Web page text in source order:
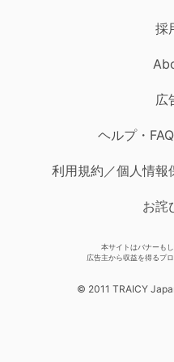
採
広
ヘルプ・
利用規約／個人情報
お詫
本サイトはバナーも
広告主から収益を得るプ
© 2011 TRAICY